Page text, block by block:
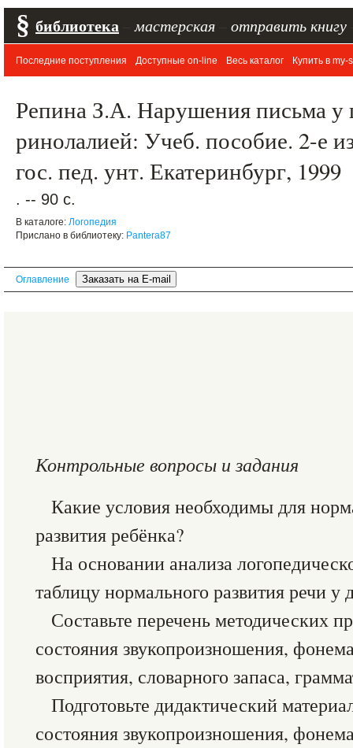
§ библиотека мастерская отправить книгу
Последние поступления Доступные on-line Весь каталог Купить в my-
Репина З.А. Нарушения письма у
ринолалией: Учеб. пособие. 2-е
гос. пед. унт. Екатеринбург, 1999
. -- 90 с.
В каталоге: Логопедия
Прислано в библиотеку: Pantera87
Оглавление
Контрольные вопросы и задания
Какие условия необходимы для
развития ребёнка?
На основании анализа
таблицу нормального развития речи у
Составьте перечень методических
состояния звукопроизношения,
восприятия, словарного запаса,
Подготовьте дидактический
состояния звукопроизношения,